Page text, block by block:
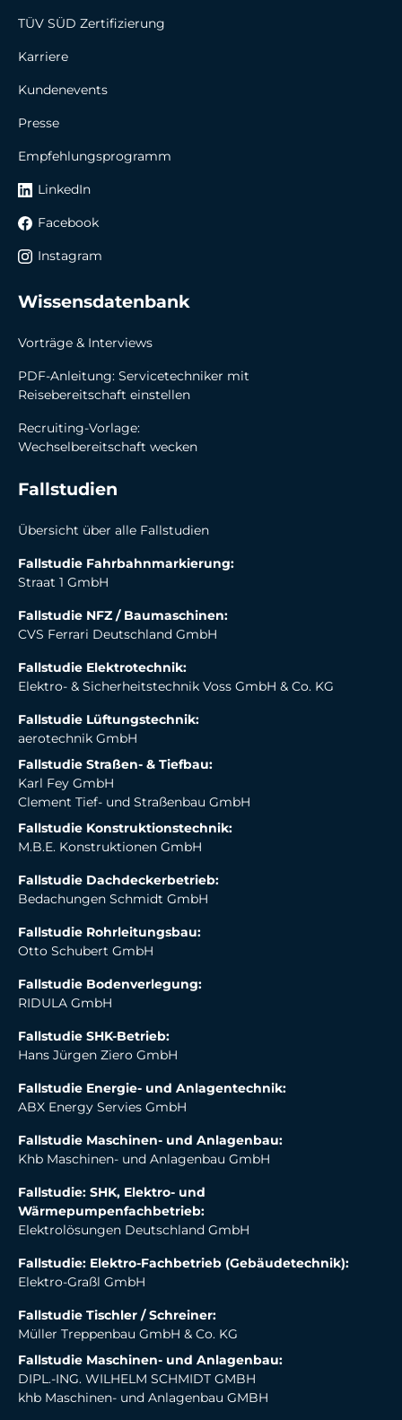
TÜV SÜD Zertifizierung
Karriere
Kundenevents
Presse
Empfehlungsprogramm
LinkedIn
Facebook
Instagram
Wissensdatenb ank
Vorträge & Interviews
PDF-Anleitung: Servicetechniker mit
Reisebereitschaft einstellen
Recruiting-Vorlage:
Wechselbereitschaft wecken
Fallst udien
Übersicht über alle Fallstudien
Fallstudie Fahrbahnmarkierung:
Straat 1 GmbH
Fallstudie NFZ / Baumaschinen:
CVS Ferrari Deutschland GmbH
Fallstudie Elektrotechnik:
Elektro- & Sicherheitstechnik Voss GmbH & Co. KG
Fallstudie Lüftungstechnik:
aerotechnik GmbH
Fallstudie Straßen- & Tiefbau:
Karl Fey GmbH
Clement Tief- und Straßenbau GmbH
Fallstudie Konstruktionstechnik:
M.B.E. Konstruktionen GmbH
Fallstudie Dachdeckerbetrieb:
Bedachungen Schmidt GmbH
Fallstudie Rohrleitungsbau:
Otto Schubert GmbH
Fallstudie Bodenverlegung:
RIDULA GmbH
Fallstudie SHK-Betrieb:
Hans Jürgen Ziero GmbH
Fallstudie Energie- und Anlagentechnik:
ABX Energy Servies GmbH
Fallstudie Maschinen- und Anlagenbau:
Khb Maschinen- und Anlagenbau GmbH
Fallstudie: SHK, Elektro- und
Wärmepumpenfachbetrieb:
Elektrolösungen Deutschland GmbH
Fallstudie: Elektro-Fachbetrieb (Gebäudetechnik):
Elektro-Graßl GmbH
Fallstudie Tischler / Schreiner:
Müller Treppenbau GmbH & Co. KG
Fallstudie Maschinen- und Anlagenbau:
DIPL.-ING. WILHELM SCHMIDT GMBH
khb Maschinen- und Anlagenbau GMBH